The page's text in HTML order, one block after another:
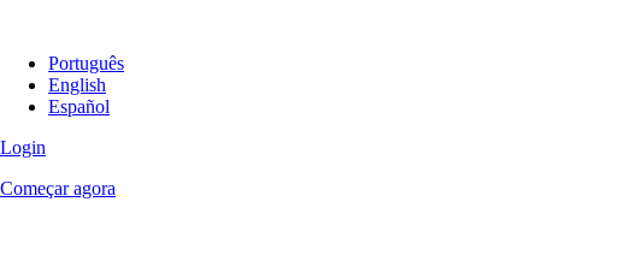
Português
English
Español
Login
Começar agora